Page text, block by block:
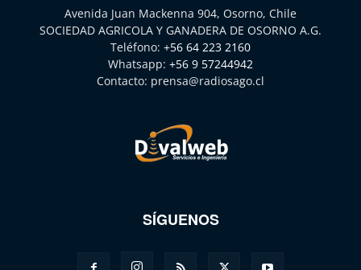
Avenida Juan Mackenna 904, Osorno, Chile
SOCIEDAD AGRICOLA Y GANADERA DE OSORNO A.G.
Teléfono: +56 64 223 2160
Whatsapp: +56 9 57244942
Contacto: prensa@radiosago.cl
SÍGUENOS